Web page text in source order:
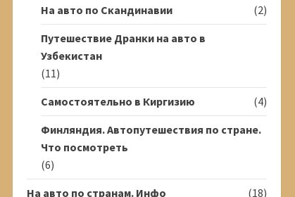
На авто по Скандинавии
(2)
Путешествие Дранки на авто в
Узбекистан
(11)
Самостоятельно в Киргизию
(4)
Финляндия. Автопутешествия по стране.
Что посмотреть
(6)
На авто по странам. Инфо
(18)